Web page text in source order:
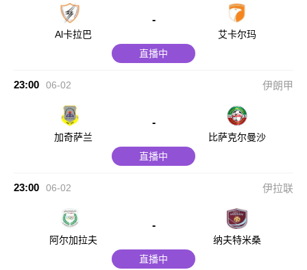
Al卡拉巴
-
艾卡尔玛
直播中
23:00 06-02 伊朗甲
加奇萨兰
-
比萨克尔曼沙
直播中
23:00 06-02 伊拉联
阿尔加拉夫
-
纳夫特米桑
直播中